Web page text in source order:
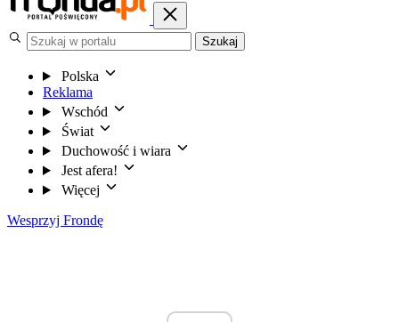
Szukaj
Polska
Reklama
Wschód
Świat
Duchowość i wiara
Jest afera!
Więcej
Wesprzyj Frondę